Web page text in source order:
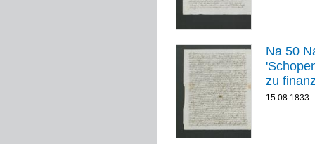
Na 50
zu
15.08.1833